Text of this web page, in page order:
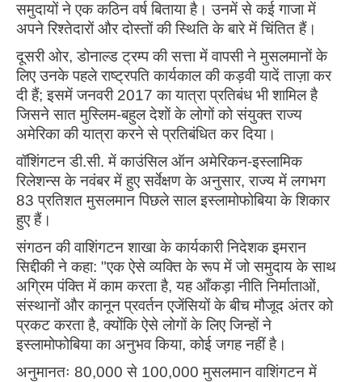
समुदायों ने एक कठिन वर्ष बिताया है। उनमें से कई गाजा में
अपने रिश्तेदारों और दोस्तों की स्थिति के बारे में चिंतित हैं।
दूसरी ओर, डोनाल्ड ट्रम्प की सत्ता में वापसी ने मुसलमानों के
लिए उनके पहले राष्ट्रपति कार्यकाल की कड़वी यादें ताज़ा कर
दी हैं; इसमें जनवरी 2017 का यात्रा प्रतिबंध भी शामिल है
जिसने सात मुस्लिम-बहुल देशों के लोगों को संयुक्त राज्य
अमेरिका की यात्रा करने से प्रतिबंधित कर दिया।
वॉशिंगटन डी.सी. में काउंसिल ऑन अमेरिकन-इस्लामिक
रिलेशन्स के नवंबर में हुए सर्वेक्षण के अनुसार, राज्य में लगभग
83 प्रतिशत मुसलमान पिछले साल इस्लामोफोबिया के शिकार
हुए हैं।
संगठन की वाशिंगटन शाखा के कार्यकारी निदेशक इमरान
सिद्दीकी ने कहा: "एक ऐसे व्यक्ति के रूप में जो समुदाय के साथ
अग्रिम पंक्ति में काम करता है, यह आँकड़ा नीति निर्माताओं,
संस्थानों और कानून प्रवर्तन एजेंसियों के बीच मौजूद अंतर को
प्रकट करता है, क्योंकि ऐसे लोगों के लिए जिन्हों ने
इस्लामोफोबिया का अनुभव किया, कोई जगह नहीं है।
अनुमानतः 80,000 से 100,000 मुसलमान वाशिंगटन में